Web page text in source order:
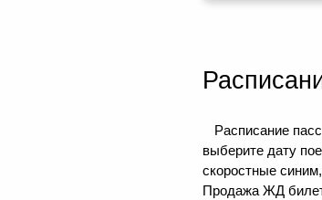
Расписание
выберите дату
скоростные
Продажа ЖД